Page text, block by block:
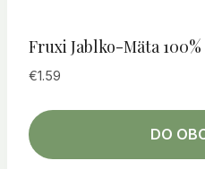
Fruxi Jablko-Mäta 100%
€1.59
DO